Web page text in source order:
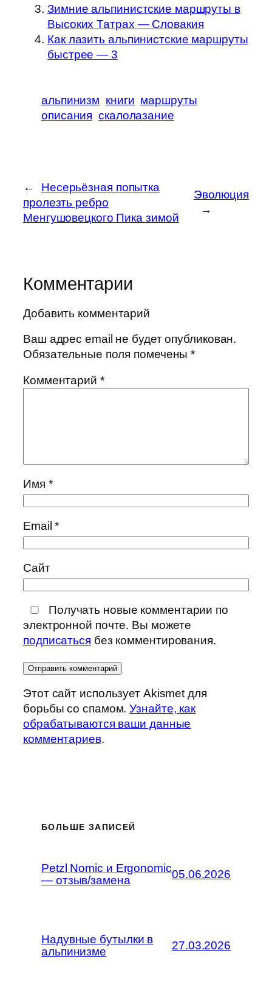
Зимние альпинистские маршруты в
Высоких Татрах — Словакия
Как лазить альпинистские маршруты
быстрее — 3
альпинизм книги маршруты
описания скалолазание
←
Несерьёзная попытка
пролезть ребро
Менгушовецкого Пика зимой
Эволюция
→
Комментарии
Добавить комментарий
Ваш адрес email не будет опубликован.
Обязательные поля помечены*
Комментарий *
Имя *
Email*
Сайт
Получать новые комментарии по
электронной почте. Вы можете
подписаться без комментирования.
Этот сайт использует Akismet для
борьбы со спамом.Узнайте, как
обрабатываются ваши данные
комментариев.
БОЛЬШЕ ЗАПИСЕЙ
Petzl Nomic и Ergonomic
— отзыв/замена
05.06.2026
Надувные бутылки в
альпинизме
27.03.2026